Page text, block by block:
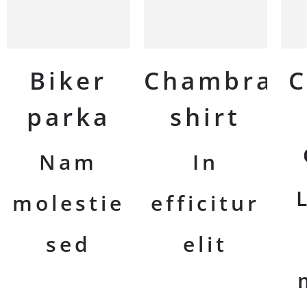
Biker
parka
Nam
molestie
sed
Chambray
shirt
In
efficitur
elit